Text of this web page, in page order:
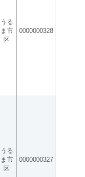
うる
ま市
区
0000000328
うる
ま市
区
0000000327